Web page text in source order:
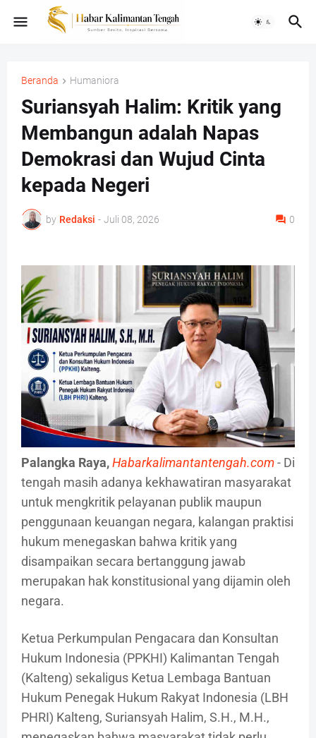
Beranda Humaniora
Suriansyah Halim: Kritik yang
Membangun adalah Napas
Demokrasi dan Wujud Cinta
kepada Negeri
by Redaksi - Juli 08, 2026 0
Palangka Raya,Habarkalimantantengah.com- Di
tengah masih adanya kekhawatiran masyarakat
untuk mengkritik pelayanan publik maupun
penggunaan keuangan negara, kalangan praktisi
hukum menegaskan bahwa kritik yang
disampaikan secara bertanggung jawab
merupakan hak konstitusional yang dijamin oleh
negara.
Ketua Perkumpulan Pengacara dan Konsultan
Hukum Indonesia (PPKHI) Kalimantan Tengah
(Kalteng) sekaligus Ketua Lembaga Bantuan
Hukum Penegak Hukum Rakyat Indonesia (LBH
PHRI) Kalteng, Suriansyah Halim, S.H., M.H.,